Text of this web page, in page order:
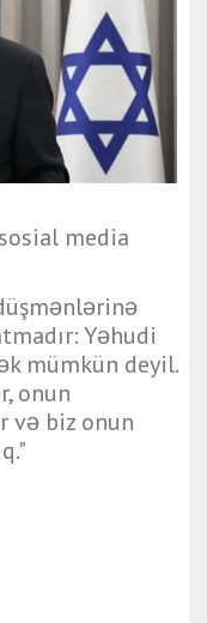
media
Yəhudi
mümkün deyil.
onun
və biz onun